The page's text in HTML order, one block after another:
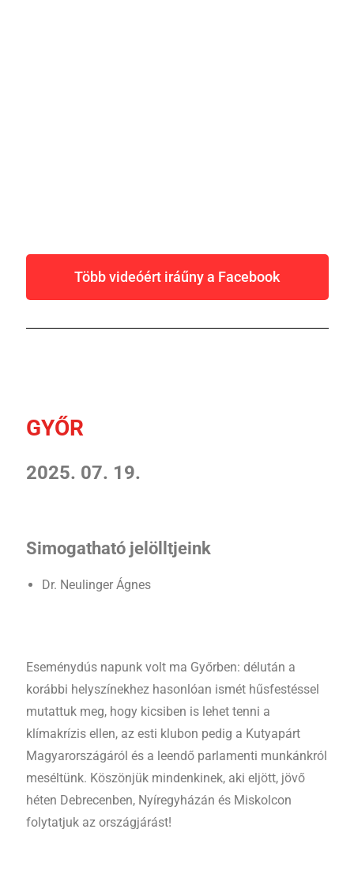
Több videóért iráűny a Facebook
GYŐR
2025. 07. 19.
Simogatható jelölltjeink
Dr. Neulinger Ágnes
Eseménydús napunk volt ma Győrben: délután a
korábbi helyszínekhez hasonlóan ismét hűsfestéssel
mutattuk meg, hogy kicsiben is lehet tenni a
klímakrízis ellen, az esti klubon pedig a Kutyapárt
Magyarországáról és a leendő parlamenti munkánkról
meséltünk. Köszönjük mindenkinek, aki eljött, jövő
héten Debrecenben, Nyíregyházán és Miskolcon
folytatjuk az országjárást!